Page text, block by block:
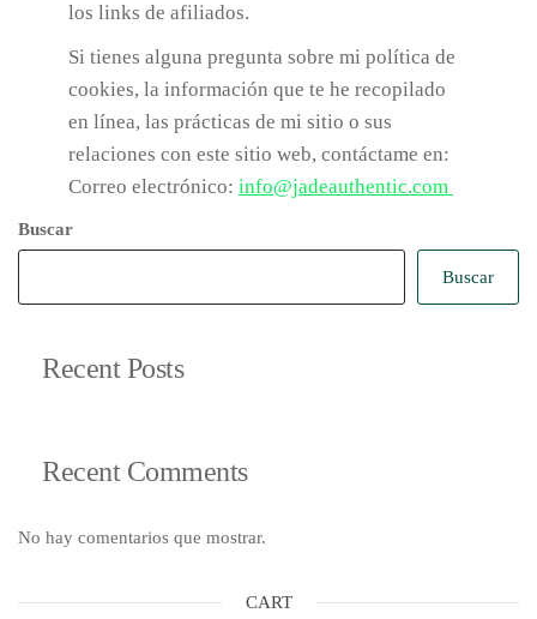
los links de afiliados.
Si tienes alguna pregunta sobre mi política de
cookies, la información que te he recopilado
en línea, las prácticas de mi sitio o sus
relaciones con este sitio web, contáctame en:
Correo electrónico: info@jadeauthentic.com
Buscar
Buscar
Recent Posts
Recent Comments
No hay comentarios que mostrar.
CART